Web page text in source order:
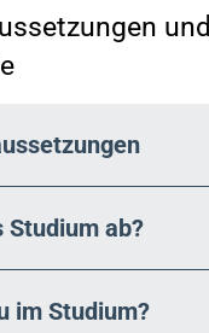
und
Studium ab?
im Studium?